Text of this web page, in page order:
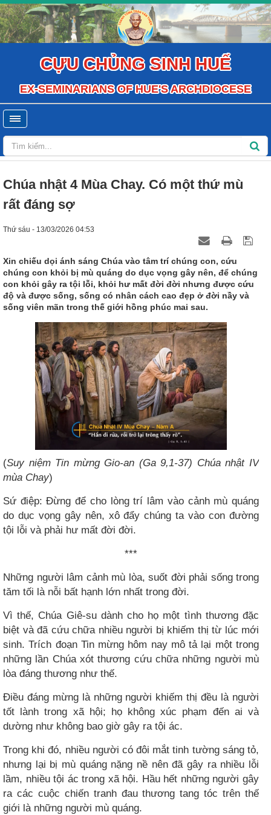
CỰU CHỦNG SINH HUẾ
EX-SEMINARIANS OF HUE'S ARCHDIOCESE
Chúa nhật 4 Mùa Chay. Có một thứ mù
rất đáng sợ
Thứ sáu - 13/03/2026 04:53
Xin chiếu dọi ánh sáng Chúa vào tâm trí chúng con, cứu
chúng con khỏi bị mù quáng do dục vọng gây nên, để chúng
con khỏi gây ra tội lỗi, khỏi hư mất đời đời nhưng được cứu
độ và được sống, sống có nhân cách cao đẹp ở đời nầy và
sống viên mãn trong thế giới hồng phúc mai sau.
(Suy niệm Tin mừng Gio-an (Ga 9,1-37) Chúa nhật IV
mùa Chay)
Sứ điệp: Đừng để cho lòng trí lâm vào cảnh mù quáng
do dục vọng gây nên, xô đẩy chúng ta vào con đường
tội lỗi và phải hư mất đời đời.
***
Những người lâm cảnh mù lòa, suốt đời phải sống trong
tăm tối là nỗi bất hạnh lớn nhất trong đời.
Vì thế, Chúa Giê-su dành cho họ một tình thương đặc
biệt và đã cứu chữa nhiều người bị khiếm thị từ lúc mới
sinh. Trích đoạn Tin mừng hôm nay mô tả lại một trong
những lần Chúa xót thương cứu chữa những người mù
lòa đáng thương như thế.
Điều đáng mừng là những người khiếm thị đều là người
tốt lành trong xã hội; họ không xúc phạm đến ai và
dường như không bao giờ gây ra tội ác.
Trong khi đó, nhiều người có đôi mắt tinh tường sáng tỏ,
nhưng lại bị mù quáng nặng nề nên đã gây ra nhiều lỗi
lầm, nhiều tội ác trong xã hội. Hầu hết những người gây
ra các cuộc chiến tranh đau thương tang tóc trên thế
giới là những người mù quáng.